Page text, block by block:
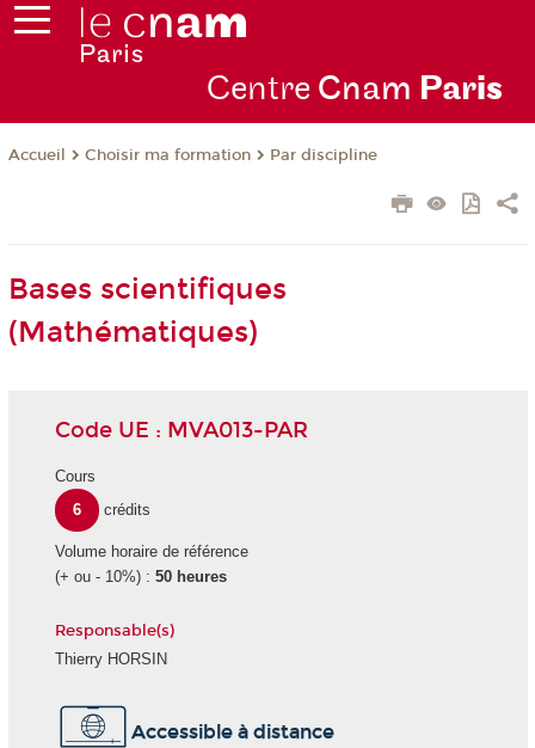
Centre Cnam Paris
Accueil Choisir ma formation Par discipline
Bases scientifiques
(Mathématiques)
Code UE : MVA013-PAR
Cours
6
crédits
Volume horaire de référence
(+ ou - 10%) : 50 heures
Responsable(s)
Thierry HORSIN
Accessible à distance